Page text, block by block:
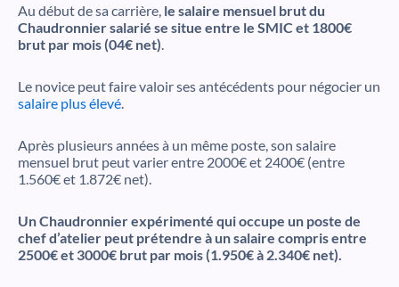
Au début de sa carrière, le salaire mensuel brut du
Chaudronnier salarié se situe entre le SMIC et 1800€
brut par mois (04€ net).
Le novice peut faire valoir ses antécédents pour négocier un
salaire plus élevé.
Après plusieurs années à un même poste, son salaire
mensuel brut peut varier entre 2000€ et 2400€ (entre
1.560€ et 1.872€ net).
Un Chaudronnier expérimenté qui occupe un poste de
chef d’atelier peut prétendre à un salaire compris entre
2500€ et 3000€ brut par mois (1.950€ à 2.340€ net).